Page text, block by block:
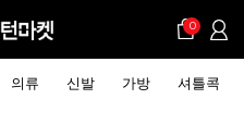
0
의류 신발 가방 셔틀콕